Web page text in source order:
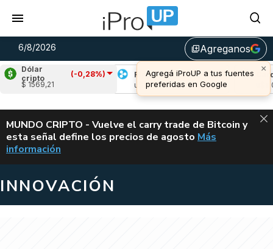
6/8/2026 library_addAgreganos
×
Agregá iProUP a tus fuentes
preferidas en Google
Dólar
cripto
(-0,28%)
$ 1569,21
(-0,23%)
73,97
Ripple
(-1,88%)
u$s 1,05
ALERTA
MUNDO CRIPTO - Vuelve el carry trade de Bitcoin y
esta señal define los precios de agosto VUELVE EL
Más
información
INNOVACIÓN